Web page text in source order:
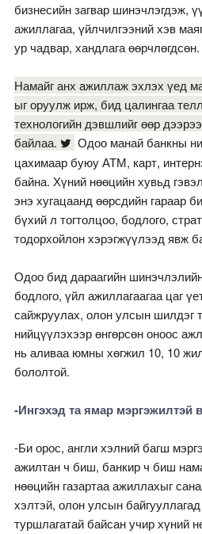
бизнесийн загвар шинэчлэгдэж,
ажиллагаа, үйлчилгээний хэв
ур чадвар, хандлага өөрчлөгдсөн.
Намайг анх ажиллаж эхлэх үед
ыг оруулж ирж, бид цалингаа
технологийн дэвшлийг өөр
байлаа.
Одоо манай банкны
цахимаар буюу АТМ, карт,
байна. Хүний нөөцийн хувьд
энэ хугацаанд өөрсдийн гараар
бүхий л тогтолцоо, бодлого,
тодорхойлон хэрэгжүүлээд явж
Одоо бид дараагийн
бодлого, үйл ажиллагаагаа цаг
сайжруулах, олон улсын шилдэг
нийцүүлэхээр өнгөрсөн оноос
нь аливаа юмны хөгжил 10, 10
бололтой.
-Ингэхэд та ямар мэргэжилтэй
-Би орос, англи хэлний багш
ажилтан ч биш, банкир ч биш
нөөцийн газартаа ажиллахыг
хэлтэй, олон улсын
туршлагатай байсан учир хүний